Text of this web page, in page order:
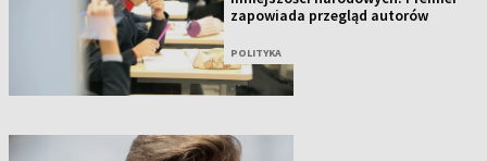
zapowiada przegląd autorów
POLITYKA